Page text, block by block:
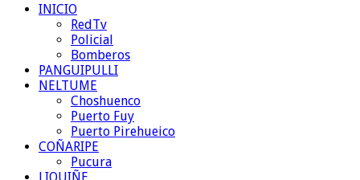
INICIO
RedTv
Policial
Bomberos
PANGUIPULLI
NELTUME
Choshuenco
Puerto Fuy
Puerto Pirehueico
COÑARIPE
Pucura